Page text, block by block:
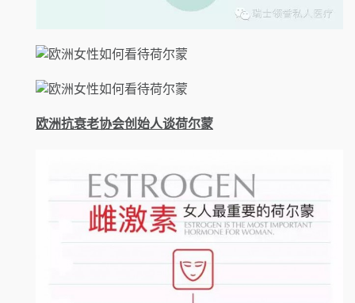
欧洲抗衰老协会创始人谈荷尔蒙